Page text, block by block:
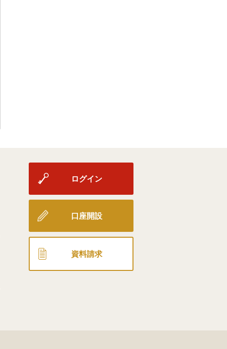
ログイン
口座開設
資料請求